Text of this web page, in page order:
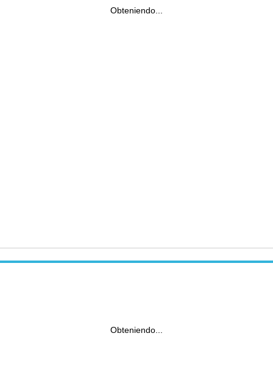
Obteniendo...
Obteniendo...